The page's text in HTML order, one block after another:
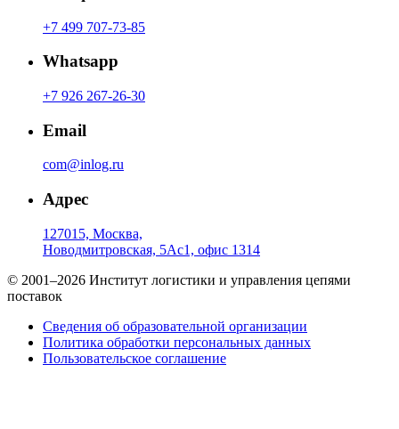
+7 499 707-73-85
Whatsapp
+7 926 267-26-30
Email
com@inlog.ru
Адрес
127015, Москва,
Новодмитровская, 5Ас1, офис 1314
© 2001–2026 Институт логистики и управления цепями
поставок
Сведения об образовательной организации
Политика обработки персональных данных
Пользовательское соглашение